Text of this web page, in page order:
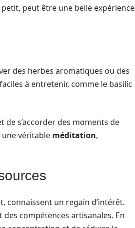
peut être une belle expérience
des herbes aromatiques ou des
à entretenir, comme le basilic
s’accorder des moments de
une véritable méditation,
connaissent un regain d’intérêt.
compétences artisanales. En